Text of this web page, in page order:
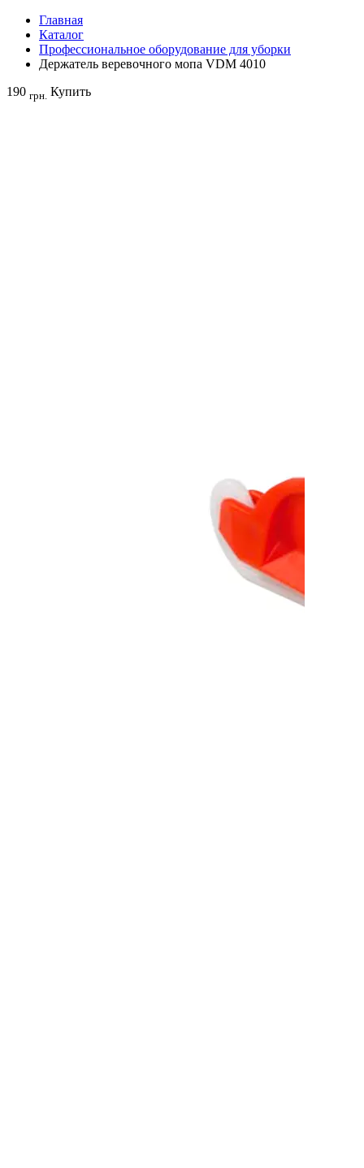
Главная
Каталог
Профессиональное оборудование для уборки
Держатель веревочного мопа VDM 4010
190 грн. Купить